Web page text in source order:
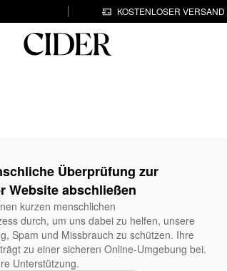
KOSTENLOSER
Überprüfung zur
Website abschließen
kurzen menschlichen
durch, um uns dabei zu helfen, unsere
Spam und Missbrauch zu schützen. Ihre
zu einer sicheren Online-Umgebung bei.
Unterstützung.